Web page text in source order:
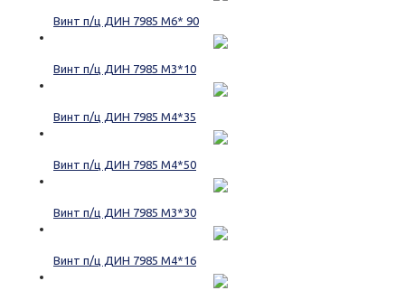
Винт п/ц ДИН 7985 М6* 90
Винт п/ц ДИН 7985 М3*10
Винт п/ц ДИН 7985 М4*35
Винт п/ц ДИН 7985 М4*50
Винт п/ц ДИН 7985 М3*30
Винт п/ц ДИН 7985 М4*16